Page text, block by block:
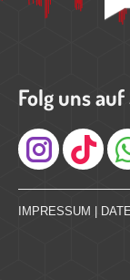
Folg uns
IMPRESSUM